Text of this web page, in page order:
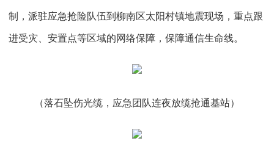
制，派驻应急抢险队伍到柳南区太阳村镇地震现场，重点跟
进受灾、安置点等区域的网络保障，保障通信生命线。
（落石坠伤光缆，应急团队连夜放缆抢通基站）